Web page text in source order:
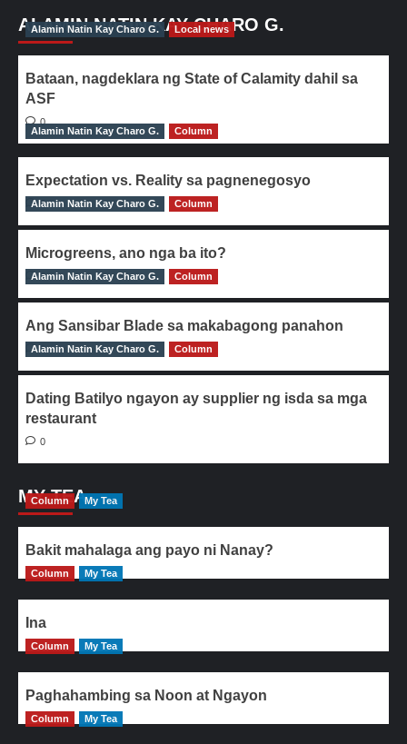
ALAMIN NATIN KAY CHARO G.
Alamin Natin Kay Charo G. Local news
Bataan, nagdeklara ng State of Calamity dahil sa
ASF
0
Alamin Natin Kay Charo G.
Column
Expectation vs. Reality sa pagnenegosyo
0
Alamin Natin Kay Charo G. Column
Microgreens, ano nga ba ito?
0
Alamin Natin Kay Charo G. Column
Ang Sansibar Blade sa makabagong panahon
0
Alamin Natin Kay Charo G. Column
Dating Batilyo ngayon ay supplier ng isda sa mga
restaurant
0
MY TEA
Column My Tea
Bakit mahalaga ang payo ni Nanay?
Column My Tea
Ina
Column My Tea
Paghahambing sa Noon at Ngayon
Column My Tea